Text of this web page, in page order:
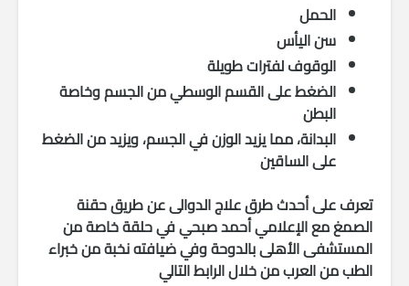
الحمل
سن اليأس
الوقوف لفترات طويلة
الضغط على القسم الوسطي من الجسم وخاصة
البطن
البدانة، مما يزيد الوزن في الجسم، ويزيد من الضغط
على الساقين
تعرف على أحدث طرق علاج الدوالى عن طريق حقنة
الصمغ مع الإعلامي أحمد صبحي في حلقة خاصة من
المستشفى الأهلى بالدوحة وفي ضيافته نخبة من خبراء
الطب من العرب من خلال الرابط التالي